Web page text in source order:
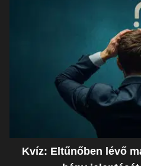
Kvíz: Eltűnőben lévő